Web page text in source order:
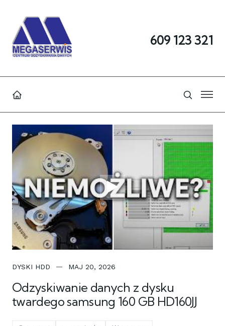
609 123 321
WATCH THE
DYSKI HDD MAJ 20, 2026
Odzyskiwanie danych z dysku
twardego samsung 160 GB HD160JJ